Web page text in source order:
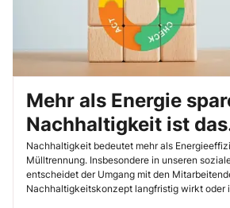
Mehr als Energie
Nachhaltigkeit ist das
Fundament
Nachhaltigkeit bedeutet mehr als
Mülltrennung. Insbesondere in unseren
entscheidet der Umgang mit den
Nachhaltigkeitskonzept langfristig wirkt oder